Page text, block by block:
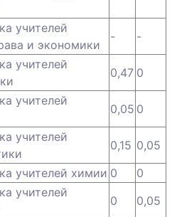
учителей
и экономики
- -
учителей
0,47 0
учителей
0,05 0
учителей
0,15 0,05
учителей химии 0
0
учителей
0 0,05